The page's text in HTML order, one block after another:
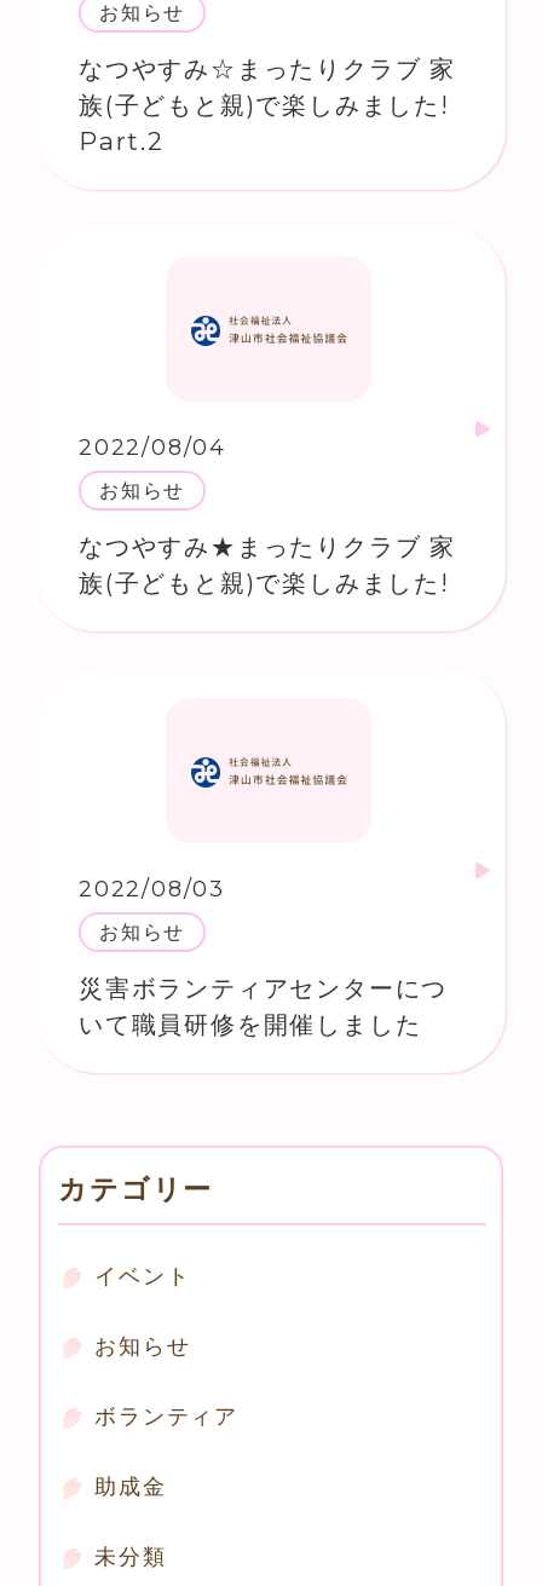
お知らせ
なつやすみ☆まったりクラブ 家
族(子どもと親)で楽しみました!
Part.2
2022/08/04
お知らせ
なつやすみ★まったりクラブ 家
族(子どもと親)で楽しみました!
2022/08/03
お知らせ
災害ボランティアセンターにつ
いて職員研修を開催しました
カテゴリー
イベント
お知らせ
ボランティア
助成金
未分類